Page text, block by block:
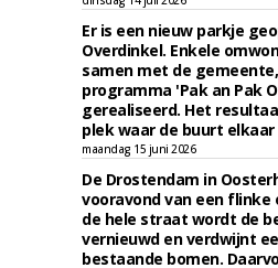
Er is een nieuw parkje
Overdinkel. Enkele
samen met de
programma 'Pak an Pak
gerealiseerd. Het
plek waar de buurt
maandag 15 juni 2026
De Drostendam in
vooravond van een flinke
de hele straat wordt de
vernieuwd en verdwijnt
bestaande bomen.